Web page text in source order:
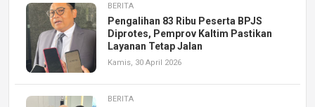
BERITA
Pengalihan 83 Ribu Peserta BPJS
Diprotes, Pemprov Kaltim Pastikan
Layanan Tetap Jalan
Kamis, 30 April 2026
BERITA